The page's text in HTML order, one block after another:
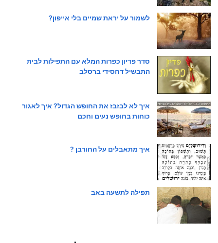
לשמור על יראת שמיים בלי אייפון?
סדר פדיון כפרות המלא עם התפילות לבית
התבשיל דחסידי ברסלב
איך לא לבזבז את החופש הגדול? איך לאגור
כוחות בחופש נעים וחכם
איך מתאבלים על החורבן ?
תפילה לתשעה באב